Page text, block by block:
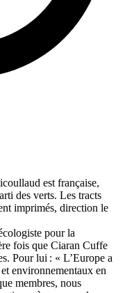
est française,
des verts. Les tracts
imprimés, direction le
pour la
fois que Ciaran Cuffe
Pour lui : « L’Europe a
environnementaux en
membres, nous